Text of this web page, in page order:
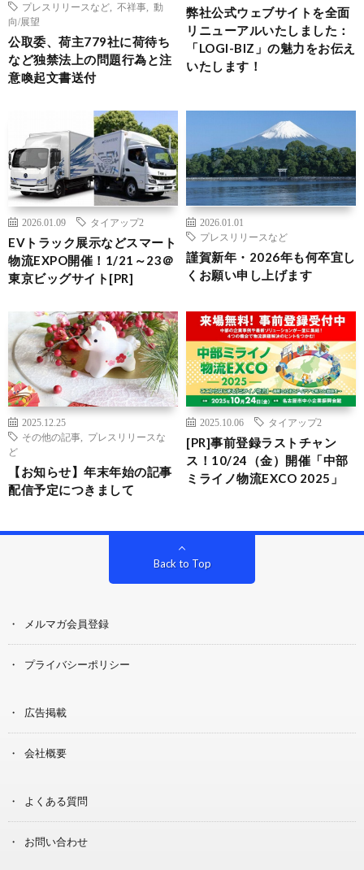
プレスリリースなど
不祥事
動
向/展望
公取委、荷主779社に荷待ち
など独禁法上の問題行為と注
意喚起文書送付
弊社公式ウェブサイトを全面
リニューアルいたしました：
「LOGI-BIZ」の魅力をお伝え
いたします！
2026.01.09 タイアップ2
EVトラック展示などスマート
物流EXPO開催！1/21～23＠
東京ビッグサイト[PR]
2026.01.01
プレスリリースなど
謹賀新年・2026年も何卒宜し
くお願い申し上げます
2025.12.25
その他の記事
プレスリリースな
ど
【お知らせ】年末年始の記事
配信予定につきまして
2025.10.06 タイアップ2
[PR]事前登録ラストチャン
ス！10/24（金）開催「中部
ミライノ物流EXCO 2025」
Back to Top
メルマガ会員登録
プライバシーポリシー
広告掲載
会社概要
よくある質問
お問い合わせ